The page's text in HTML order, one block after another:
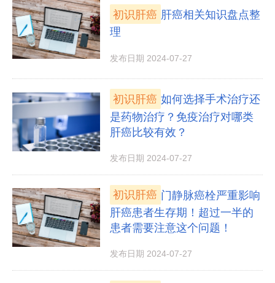
初识肝癌 肝癌相关知识盘点整
理
发布日期 2024-07-27
初识肝癌 如何选择手术治疗还
是药物治疗？免疫治疗对哪类
肝癌比较有效？
发布日期 2024-07-27
初识肝癌 门静脉癌栓严重影响
肝癌患者生存期！超过一半的
患者需要注意这个问题！
发布日期 2024-07-27